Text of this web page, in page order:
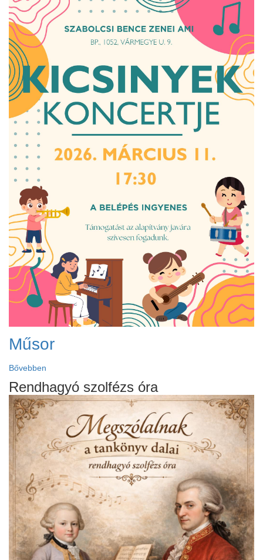
Műsor
Bővebben
Rendhagyó szolfézs óra